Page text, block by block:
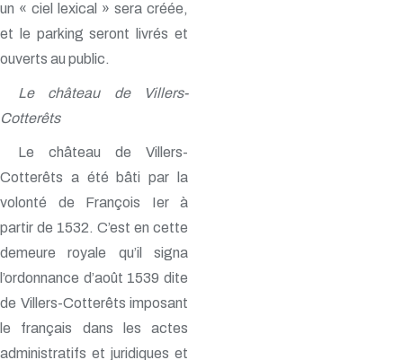
un « ciel lexical » sera créée,
et le parking seront livrés et
ouverts au public.
Le château de Villers-
Cotterêts
Le château de Villers-
Cotterêts a été bâti par la
volonté de François Ier à
partir de 1532. C’est en cette
demeure royale qu’il signa
l’ordonnance d’août 1539 dite
de Villers-Cotterêts imposant
le français dans les actes
administratifs et juridiques et